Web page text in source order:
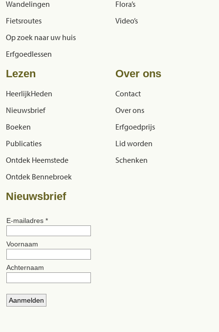
Wandelingen
Fietsroutes
Op zoek naar uw huis
Erfgoedlessen
Flora’s
Video’s
Lezen
HeerlijkHeden
Nieuwsbrief
Boeken
Publicaties
Ontdek Heemstede
Ontdek Bennebroek
Over ons
Contact
Over ons
Erfgoedprijs
Lid worden
Schenken
Nieuwsbrief